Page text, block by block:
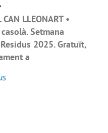
LLEONART •
Setmana
2025. Gratuït,
a